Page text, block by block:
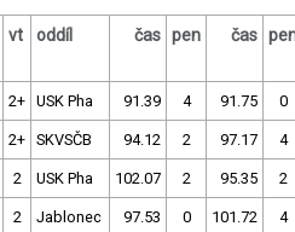
vt oddíl čas pen čas
2+ USK Pha 91.39 4 91.75 0
2+ SKVSČB 94.12 2 97.17 4
2 USK Pha 102.07 2 95.35 2
2 Jablonec 97.53 0 101.72 4